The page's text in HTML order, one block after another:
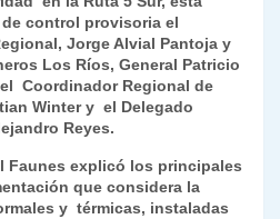
dI
n
Li
n
k
control provisoria el
Jorge Alvial Pantoja y
Los Ríos, General Patricio
Coordinador Regional de
Winter y el Delegado
Reyes.
Faunes explicó los principales
que considera la
y térmicas, instaladas